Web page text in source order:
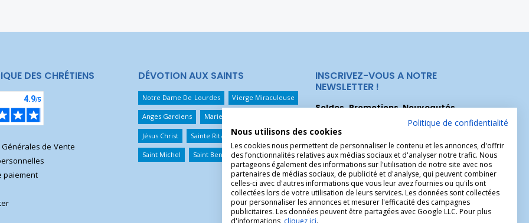
DES CHRÉTIENS
de Vente
paiement
DÉVOTION AUX SAINTS
Notre Dame De Lourdes Vierge Miraculeuse
Anges Gardiens Marie Qui Défait Les Noeuds
Jésus Christ Sainte Rita Sainte Thérèse
Saint Michel Saint Benoît Saint Christophe
INSCRIVEZ-VOUS A NOTRE
NEWSLETTER !
Soldes, Promotions, Nouveautés...
Inscrivez-vous maintenant pour recevoir
nos meilleures offres.
Politique de confidentialité
Nous utilisons des cookies
Les cookies nous permettent de personnaliser le contenu et les annonces, d'offrir
des fonctionnalités relatives aux médias sociaux et d'analyser notre trafic. Nous
partageons également des informations sur l'utilisation de notre site avec nos
partenaires de médias sociaux, de publicité et d'analyse, qui peuvent combiner
celles-ci avec d'autres informations que vous leur avez fournies ou qu'ils ont
collectées lors de votre utilisation de leurs services. Les données sont collectées
pour personnaliser les annonces et mesurer l'efficacité des campagnes
publicitaires. Les données peuvent être partagées avec Google LLC. Pour plus
d'informations, cliquez ici.